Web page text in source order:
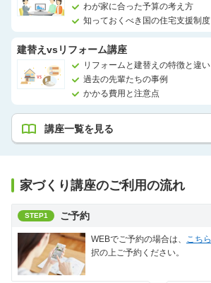
わが家に合った予算の考え方
知っておくべき国の住宅支援制度
建替えvsリフォーム講座
リフォームと建替えの特徴と違い
過去の先輩たちの事例
かかる費用と注意点
講座一覧を見る
家づくり講座のご利用の流れ
STEP1 ご予約
WEBでご予約の場合は、 こちら
択の上ご予約ください。